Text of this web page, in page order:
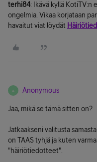
terhi84: Ikävä kyllä KotiTV:n
ongelmia. Vikaa korjataan
havaitut viat löydät
A Anonymous
Jaa, mikä se tämä sitten on?
Jatkaakseni valitusta
on TAAS tyhjä ja kuten
"häiriötiedotteet".